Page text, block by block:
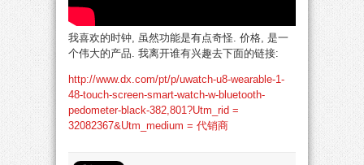
我喜欢的时钟, 虽然功能是有点奇怪. 价格, 是一
个伟大的产品. 我离开谁有兴趣去下面的链接:
http://www.dx.com/pt/p/uwatch-u8-wearable-1-
48-touch-screen-smart-watch-w-bluetooth-
pedometer-black-382,801?Utm_rid =
32082367&Utm_medium = 代销商